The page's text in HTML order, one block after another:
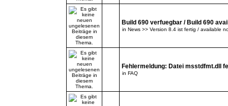
Build 690 verfuegbar / Build 690
in News >> Version 8.4 ist fertig / available
Fehlermeldung: Datei msstdfmt.dll
in FAQ